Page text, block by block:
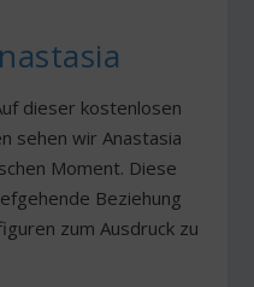
dieser kostenlosen
sehen wir Anastasia
Moment. Diese
Beziehung
zum Ausdruck zu